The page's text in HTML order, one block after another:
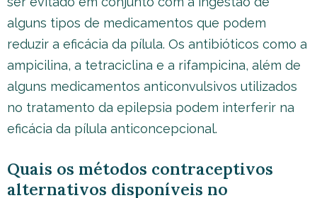
alguns tipos de medicamentos que podem
reduzir a eficácia da pílula. Os antibióticos como a
ampicilina, a tetraciclina e a rifampicina, além de
alguns medicamentos anticonvulsivos utilizados
no tratamento da epilepsia podem interferir na
eficácia da pílula anticoncepcional.
Quais os métodos contraceptivos
alternativos disponíveis no